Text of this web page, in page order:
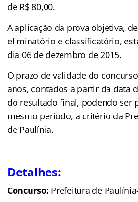
de R$ 80,00.
A aplicação da prova objetiva,
eliminatório e classificatório,
dia 06 de dezembro de 2015.
O prazo de validade do
anos, contados a partir da data
do resultado final, podendo ser
mesmo período, a critério da
de Paulínia.
Detalhes:
Concurso: Prefeitura de